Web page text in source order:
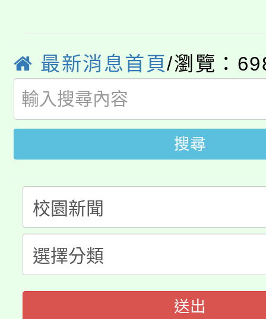
車」活動
桃園市115學年度學生
生本土語及新住民語歌
公告本校115學年度第
代理(課)教師甄選結果(
公告本校115學年度第
代理(課)教師甄選結果(
轉知中國文化大學推廣
《TA101》溝通分析基
程，歡迎學生輔導中心
心理、諮商輔導、社會
轉知苗栗縣政府辦理
縣市「校園短影音徵選
門員」簡章及活動海報
踴躍報名參加。
桃園市115學年度學生
要點
「桃園市補助參觀特色
展演活動實施計畫」
最新消息首頁/瀏覽：
搜尋
送出